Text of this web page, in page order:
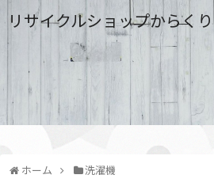
リサイクルショップからくり
ホーム 洗濯機